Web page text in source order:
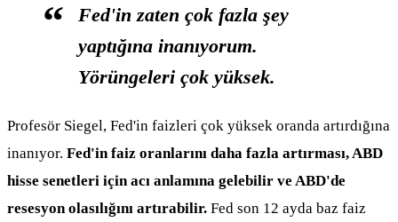
Fed'in zaten çok fazla şey
yaptığına inanıyorum.
Yörüngeleri çok yüksek.
Profesör Siegel, Fed'in faizleri çok yüksek oranda artırdığına
inanıyor. Fed'in faiz oranlarını daha fazla artırması, ABD
hisse senetleri için acı anlamına gelebilir ve ABD'de
resesyon olasılığını artırabilir. Fed son 12 ayda baz faiz